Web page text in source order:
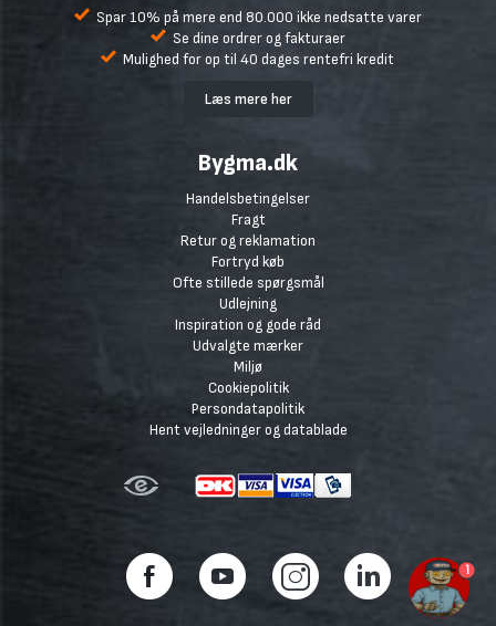
Spar 10% på mere end 80.000 ikke nedsatte varer
Se dine ordrer og fakturaer
Mulighed for op til 40 dages rentefri kredit
Læs mere her
Bygma.dk
Handelsbetingelser
Fragt
Retur og reklamation
Fortryd køb
Ofte stillede spørgsmål
Udlejning
Inspiration og gode råd
Udvalgte mærker
Miljø
Cookiepolitik
Persondatapolitik
Hent vejledninger og datablade
1